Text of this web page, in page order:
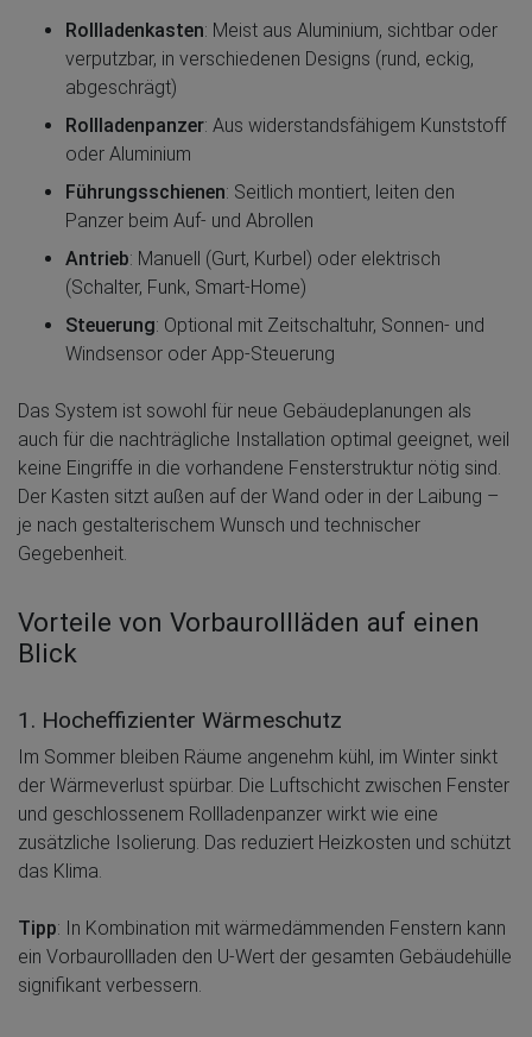
Rollladenkasten: Meist aus Aluminium, sichtbar oder
verputzbar, in verschiedenen Designs (rund, eckig,
abgeschrägt)
Rollladenpanzer: Aus widerstandsfähigem Kunststoff
oder Aluminium
Führungsschienen: Seitlich montiert, leiten den
Panzer beim Auf- und Abrollen
Antrieb: Manuell (Gurt, Kurbel) oder elektrisch
(Schalter, Funk, Smart-Home)
Steuerung: Optional mit Zeitschaltuhr, Sonnen- und
Windsensor oder App-Steuerung
Das System ist sowohl für neue Gebäudeplanungen als
auch für die nachträgliche Installation optimal geeignet, weil
keine Eingriffe in die vorhandene Fensterstruktur nötig sind.
Der Kasten sitzt außen auf der Wand oder in der Laibung –
je nach gestalterischem Wunsch und technischer
Gegebenheit.
Vorteile von Vorbaurollläden auf einen
Blick
1. Hocheffizienter Wärmeschutz
Im Sommer bleiben Räume angenehm kühl, im Winter sinkt
der Wärmeverlust spürbar. Die Luftschicht zwischen Fenster
und geschlossenem Rollladenpanzer wirkt wie eine
zusätzliche Isolierung. Das reduziert Heizkosten und schützt
das Klima.
Tipp: In Kombination mit wärmedämmenden Fenstern kann
ein Vorbaurollladen den U-Wert der gesamten Gebäudehülle
signifikant verbessern.